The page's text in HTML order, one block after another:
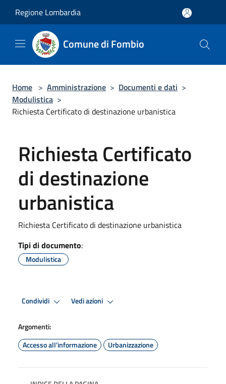
Regione Lombardia
Comune di Fombio
Home > Amministrazione > Documenti e dati >
Modulistica >
Richiesta Certificato di destinazione urbanistica
Richiesta Certificato
di destinazione
urbanistica
Richiesta Certificato di destinazione urbanistica
Tipi di documento:
Modulistica
Condividi Vedi azioni
Argomenti:
Accesso all'informazione
Urbanizzazione